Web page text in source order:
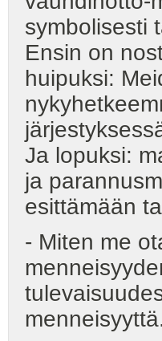
symbolisesti
Ensin on
huipuksi:
Ja lopuksi:
ja
esittämään
- Miten me